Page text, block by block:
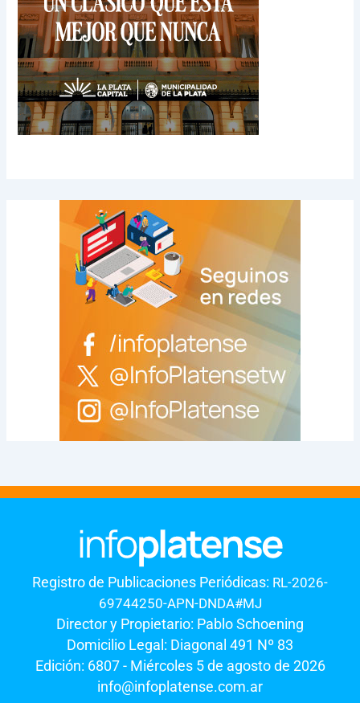
Registro de Publicaciones Periódicas: RL-2026-
69744250-APN-DNDA#MJ
Director y Propietario: Pablo Schoening
Domicilio Legal: Diagonal 491 Nº 83
Edición: 6807 - Miércoles 5 de agosto de 2026
info@infoplatense.com.ar